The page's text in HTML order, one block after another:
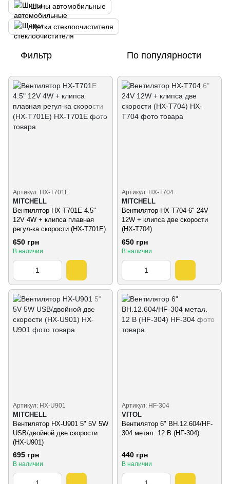
Шины автомобильные
Щетки стеклоочистителя
Фильтр По популярности
Артикул: HX-T701E
MITCHELL
Вентилятор HX-T701E 4.5"
12V 4W + клипса плавная
регул-ка скорости (HX-T701E)
650 грн
В наличии
Артикул: HX-T704
MITCHELL
Вентилятор HX-T704 6" 24V
12W + клипса две скорости
(HX-T704)
650 грн
В наличии
Артикул: HX-U901
MITCHELL
Вентилятор HX-U901 5" 5V 5W
USB/двойной две скорости
(HX-U901)
695 грн
В наличии
Артикул: HF-304
VITOL
Вентилятор 6" ВН.12.604/HF-
304 метал. 12 В (HF-304)
440 грн
В наличии